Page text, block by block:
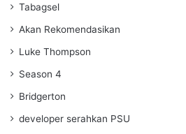
Tabagsel
Akan Rekomendasikan
Luke Thompson
Season 4
Bridgerton
developer serahkan PSU